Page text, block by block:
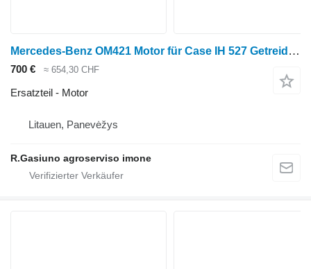
Mercedes-Benz OM421 Motor für Case IH 527 Getreideernter
700 € ≈ 654,30 CHF
Ersatzteil - Motor
Litauen, Panevėžys
R.Gasiuno agroserviso imone